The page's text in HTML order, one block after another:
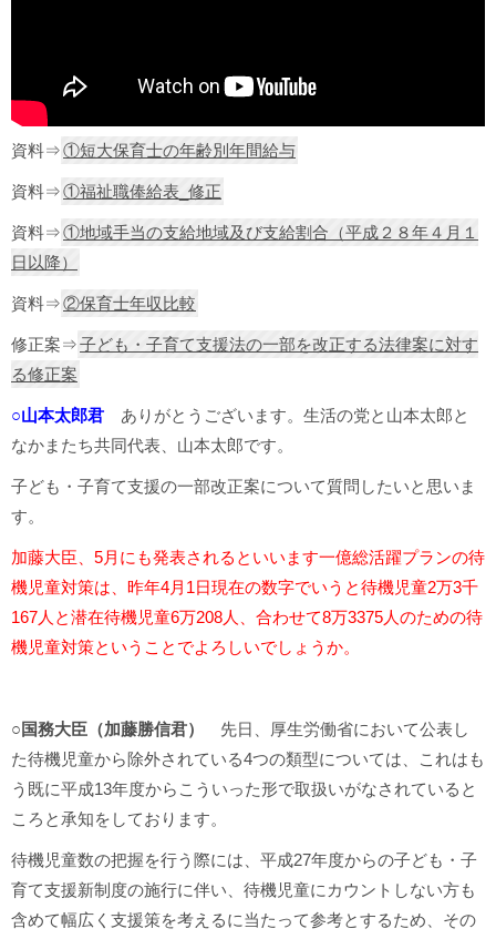
資料⇒①短大保育士の年齢別年間給与
資料⇒①福祉職俸給表_修正
資料⇒①地域手当の支給地域及び支給割合（平成２８年４月１
日以降）
資料⇒②保育士年収比較
修正案⇒子ども・子育て支援法の一部を改正する法律案に対す
る修正案
○山本太郎君 ありがとうございます。生活の党と山本太郎と
なかまたち共同代表、山本太郎です。
子ども・子育て支援の一部改正案について質問したいと思いま
す。
加藤大臣、5月にも発表されるといいます一億総活躍プランの待
機児童対策は、昨年4月1日現在の数字でいうと待機児童2万3千
167人と潜在待機児童6万208人、合わせて8万3375人のための待
機児童対策ということでよろしいでしょうか。
○国務大臣（加藤勝信君）
先日、厚生労働省において公表し
た待機児童から除外されている4つの類型については、これはも
う既に平成13年度からこういった形で取扱いがなされていると
ころと承知をしております。
待機児童数の把握を行う際には、平成27年度からの子ども・子
育て支援新制度の施行に伴い、待機児童にカウントしない方も
含めて幅広く支援策を考えるに当たって参考とするため、その